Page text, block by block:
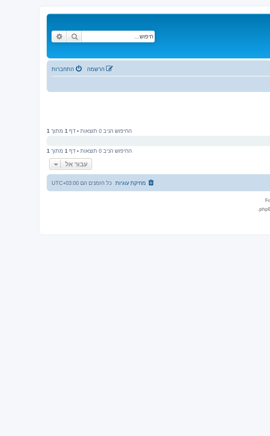
חיפוש
התחברות הרשמה
החיפוש הניב 0 תוצאות • דף 1 מתוך 1
החיפוש הניב 0 תוצאות • דף 1 מתוך 1
עבור אל
כל הזמנים הם UTC+03:00 מחיקת עוגיות